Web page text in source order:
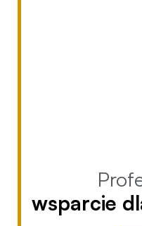
wsparcie